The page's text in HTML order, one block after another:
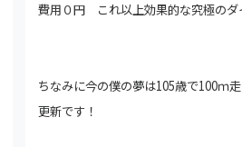
費用０円 これ以上効果的な究極のダ
ちなみに今の僕の夢は105歳で100ｍ
更新です！